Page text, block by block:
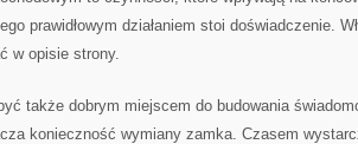
prawidłowym działaniem stoi doświadczenie.
w opisie strony.
także dobrym miejscem do budowania
konieczność wymiany zamka. Czasem